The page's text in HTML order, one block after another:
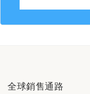
全球銷售通路